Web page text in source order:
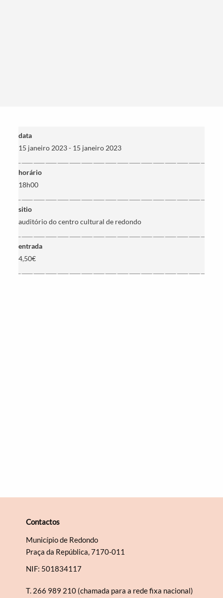
Categorias gerais
data
15 janeiro 2023 - 15 janeiro 2023
horário
18h00
sitio
auditório do centro cultural de redondo
entrada
4,50€
Contactos
Município de Redondo
Praça da República, 7170-011
NIF: 501834117
T. 266 989 210 (chamada para a rede fixa nacional)